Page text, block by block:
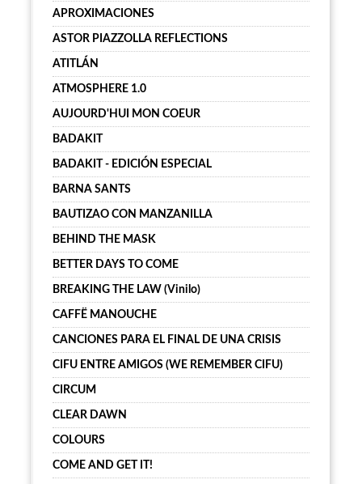
APROXIMACIONES
ASTOR PIAZZOLLA REFLECTIONS
ATITLÁN
ATMOSPHERE 1.0
AUJOURD'HUI MON COEUR
BADAKIT
BADAKIT - EDICIÓN ESPECIAL
BARNA SANTS
BAUTIZAO CON MANZANILLA
BEHIND THE MASK
BETTER DAYS TO COME
BREAKING THE LAW (Vinilo)
CAFFË MANOUCHE
CANCIONES PARA EL FINAL DE UNA CRISIS
CIFU ENTRE AMIGOS (WE REMEMBER CIFU)
CIRCUM
CLEAR DAWN
COLOURS
COME AND GET IT!